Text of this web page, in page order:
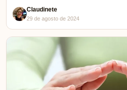
Claudinete
29 de agosto de 2024